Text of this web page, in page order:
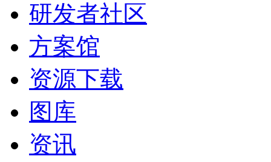
研发者社区
方案馆
资源下载
图库
资讯